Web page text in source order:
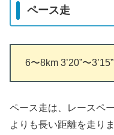
ペース走
6〜8km 3’20”〜3’15”
ペース走は、レースペ
よりも長い距離を走り